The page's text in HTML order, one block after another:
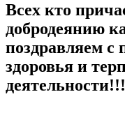
Всех кто
добродеянию
поздравляем с
здоровья и
деятельности!!!